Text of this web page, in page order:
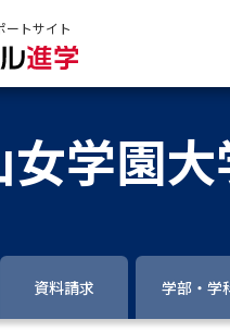
ートサイト
女学園大
資料請求 学部・学